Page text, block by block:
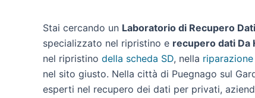
Stai cercando un Laboratorio di Recupero
specializzato nel ripristino e recupero dati Da
nel ripristino della scheda SD, nella riparazione
nel sito giusto. Nella città di Puegnago sul
esperti nel recupero dei dati per privati,